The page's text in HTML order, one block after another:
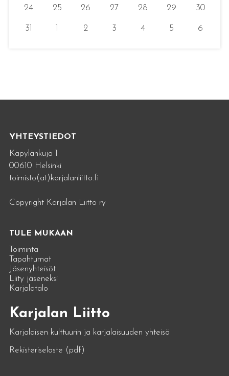
24 25 26 27 28 29 30
31 2 3 4 5 6
YHTEYSTIEDOT
Käpylänkuja 1
00610 Helsinki
toimisto(at)karjalanliitto.fi
Copyright Karjalan Liitto ry
TULE MUKAAN
Toiminta
Tapahtumat
Jäsenyhteisöt
Liity jäseneksi
Karjalatalo
Karjalan Liitto
Karjalaisen kulttuurin ja karjalaisuuden yhteisö
Rekisteriseloste (pdf)